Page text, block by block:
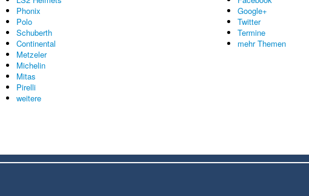
Phonix
Polo
Schuberth
Continental
Metzeler
Michelin
Mitas
Pirelli
weitere
Google+
Twitter
Termine
mehr Themen